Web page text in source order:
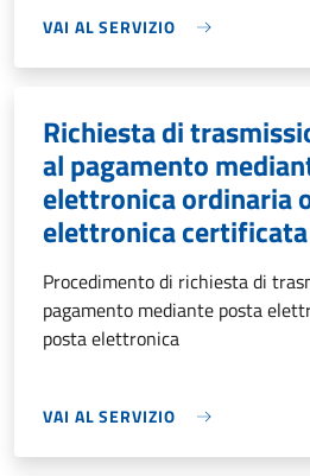
VAI AL SERVIZIO
Richiesta di
al pagamento
elettronica ordinaria
elettronica certificata
Procedimento di richiesta di
pagamento mediante posta
posta elettronica
VAI AL SERVIZIO